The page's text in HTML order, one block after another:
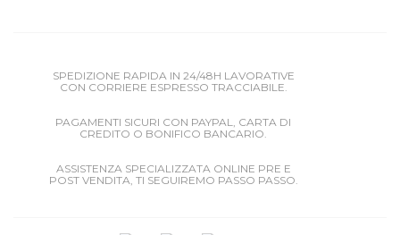
SPEDIZIONE RAPIDA IN 24/48H LAVORATIVE
CON CORRIERE ESPRESSO TRACCIABILE.
PAGAMENTI SICURI CON PAYPAL, CARTA DI
CREDITO O BONIFICO BANCARIO.
ASSISTENZA SPECIALIZZATA ONLINE PRE E
POST VENDITA, TI SEGUIREMO PASSO PASSO.